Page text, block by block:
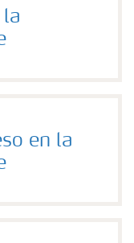
la
en la